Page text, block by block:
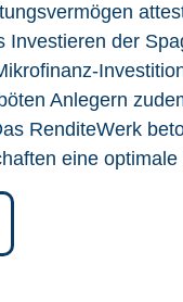
Investieren der
Anlegern
RenditeWerk
eine